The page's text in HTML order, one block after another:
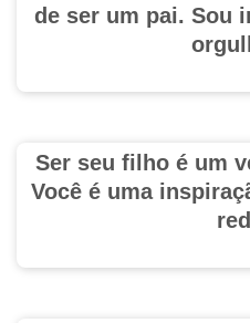
de ser um pai. Sou
Ser seu filho é um
Você é uma